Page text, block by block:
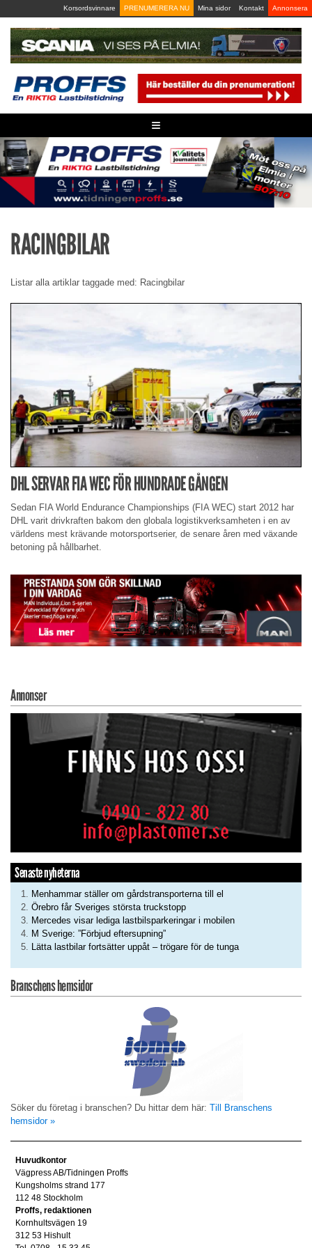
to
content
Korsordsvinnare PRENUMERERA NU Mina sidor Kontakt Annonsera
≡
RACINGBILAR
Listar alla artiklar taggade med: Racingbilar
DHL SERVAR FIA WEC FÖR HUNDRADE GÅNGEN
Sedan FIA World Endurance Championships (FIA WEC) start 2012 har
DHL varit drivkraften bakom den globala logistikverksamheten i en av
världens mest krävande motorsportserier, de senare åren med växande
betoning på hållbarhet.
Annonser
Senaste nyheterna
Menhammar ställer om gårdstransporterna till el
Örebro får Sveriges största truckstopp
Mercedes visar lediga lastbilsparkeringar i mobilen
M Sverige: ”Förbjud eftersupning”
Lätta lastbilar fortsätter uppåt – trögare för de tunga
Branschens hemsidor
Söker du företag i branschen? Du hittar dem här: Till Branschens
hemsidor »
Huvudkontor
Vägpress AB/Tidningen Proffs
Kungsholms strand 177
112 48 Stockholm
Proffs, redaktionen
Kornhultsvägen 19
312 53 Hishult